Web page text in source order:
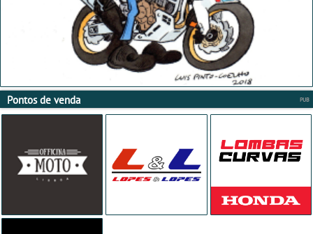
Pontos de venda